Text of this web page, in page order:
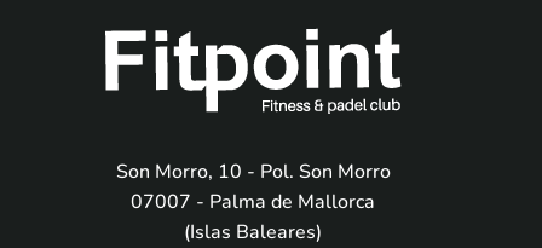
Son Morro, 10 - Pol. Son Morro
07007 - Palma de Mallorca
(Islas Baleares)